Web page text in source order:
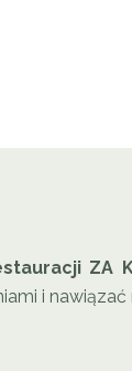
ZA
i nawiązać